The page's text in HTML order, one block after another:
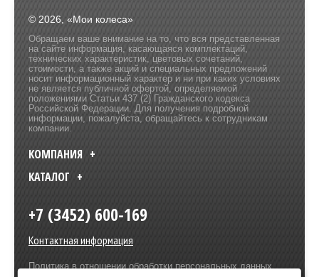
© 2026, «Мои колеса»
Обращаем ваше внимание на то, что вся представленная
на сайте информация, касающаяся комплектаций,
технических характеристик, цветовых сочетаний,
стоимости, а также акций и специальных предложений
носит информационный характер и ни при каких условиях
не является публичной офертой, определяемой
положениями Статьи 437 (2) Гражданского кодекса
Российской Федерации. Для получения подробной
информации, пожалуйста, обращайтесь к сотрудникам
компании.
КОМПАНИЯ
КАТАЛОГ
+7 (3452) 600-169
Контактная информация
Политика в отношении обработки персональных данных